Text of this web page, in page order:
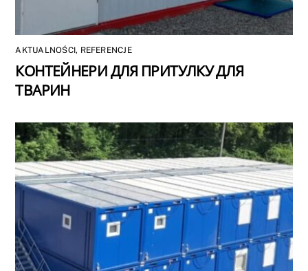
AKTUALNOŚCI, REFERENCJE
КОНТЕЙНЕРИ ДЛЯ ПРИТУЛКУ ДЛЯ
ТВАРИН